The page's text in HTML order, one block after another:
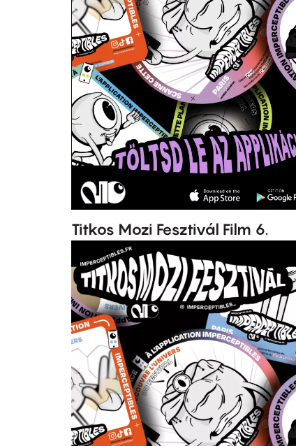
Titkos Mozi Fesztivál Film 6.